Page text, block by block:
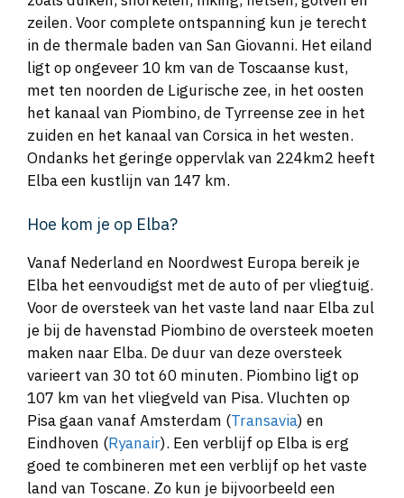
zeilen. Voor complete ontspanning kun je terecht
in de thermale baden van San Giovanni. Het eiland
ligt op ongeveer 10 km van de Toscaanse kust,
met ten noorden de Ligurische zee, in het oosten
het kanaal van Piombino, de Tyrreense zee in het
zuiden en het kanaal van Corsica in het westen.
Ondanks het geringe oppervlak van 224km2 heeft
Elba een kustlijn van 147 km.
Hoe kom je op Elba?
Vanaf Nederland en Noordwest Europa bereik je
Elba het eenvoudigst met de auto of per vliegtuig.
Voor de oversteek van het vaste land naar Elba zul
je bij de havenstad Piombino de oversteek moeten
maken naar Elba. De duur van deze oversteek
varieert van 30 tot 60 minuten. Piombino ligt op
107 km van het vliegveld van Pisa. Vluchten op
Pisa gaan vanaf Amsterdam (Transavia) en
Eindhoven (Ryanair). Een verblijf op Elba is erg
goed te combineren met een verblijf op het vaste
land van Toscane. Zo kun je bijvoorbeeld een